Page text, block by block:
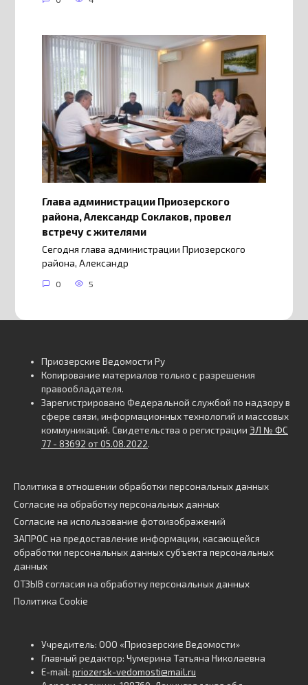
Глава администрации Приозерского
района, Александр Соклаков, провел
встречу с жителями
Сегодня глава администрации Приозерского
района, Александр
0 5
Приозерские Ведомости Ру
Копирование материалов только с разрешения
правообладателя.
Зарегистрировано Федеральной службой по надзору в
сфере связи, информационных технологий и массовых
коммуникаций. Свидетельства о регистрации ЭЛ № ФС
77 - 83692 от 05.08.2022.
Политика в отношении обработки персональных данных
Согласие на обработку персональных данных
Согласие на использование фотоизображений
ЗАПРОС на предоставление информации, касающейся
обработки персональных данных субъекта персональных
данных
ОТЗЫВ согласия на обработку персональных данных
Политика Cookie
Учредитель: ООО «Приозерские Ведомости»
Главный редактор: Чумерина Татьяна Николаевна
E-mail: priozersk-vedomosti@mail.ru